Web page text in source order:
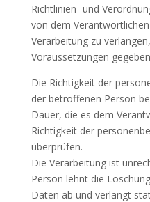
Richtlinien- und
von dem
Verarbeitung zu
Voraussetzungen
Die Richtigkeit der
der betroffenen Person
Dauer, die es dem
Richtigkeit der
überprüfen.
Die Verarbeitung ist
Person lehnt die
Daten ab und verlangt